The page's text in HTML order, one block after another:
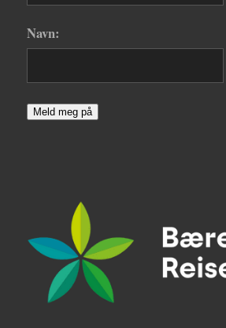
Navn:
Meld meg på